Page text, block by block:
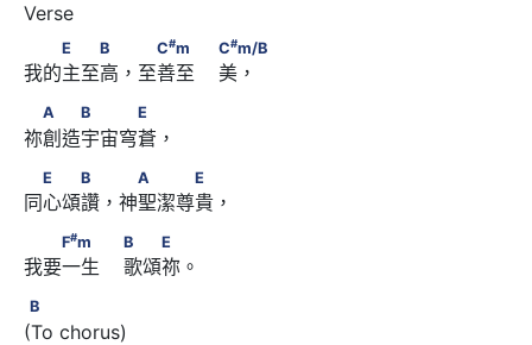
E　　B　 　C
m　　                        C
E B C#m C#m/B
我的主至高，至善至    美，
A　　B　　　E
A B E
祢創造宇宙穹蒼，
E　　B　 　A　　　E
E B A E
同心頌讚，神聖潔尊貴，
F#m　　                        B　　E
F#m B E
我要一生    歌頌祢。
B
B
(To chorus)